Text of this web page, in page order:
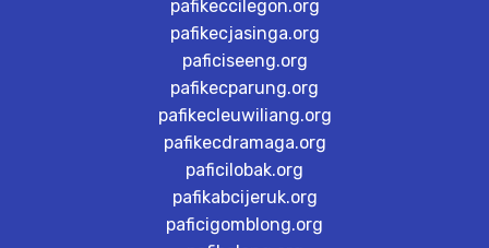
pafikeccilegon.org
pafikecjasinga.org
paficiseeng.org
pafikecparung.org
pafikecleuwiliang.org
pafikecdramaga.org
paficilobak.org
pafikabcijeruk.org
paficigomblong.org